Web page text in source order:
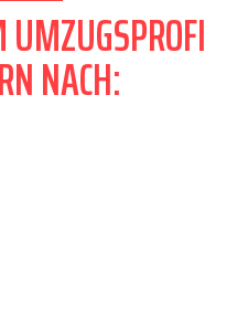
NACH: